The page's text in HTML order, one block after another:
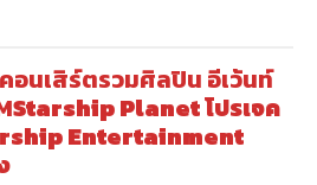
นเสิร์ตรวมศิลปิน อีเว้นท์
Starship Planet โปรเจค
Entertainment